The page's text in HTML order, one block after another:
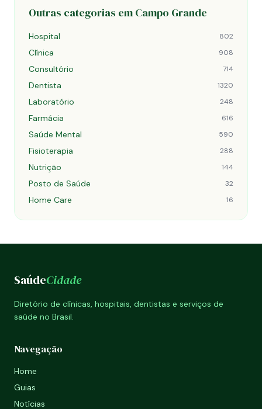
Outras categorias em Campo Grande
Hospital 802
Clínica 908
Consultório 714
Dentista 1320
Laboratório 248
Farmácia 616
Saúde Mental 590
Fisioterapia 288
Nutrição 144
Posto de Saúde 32
Home Care 16
SaúdeCidade
Diretório de clínicas, hospitais, dentistas e serviços de
saúde no Brasil.
Navegação
Home
Guias
Notícias